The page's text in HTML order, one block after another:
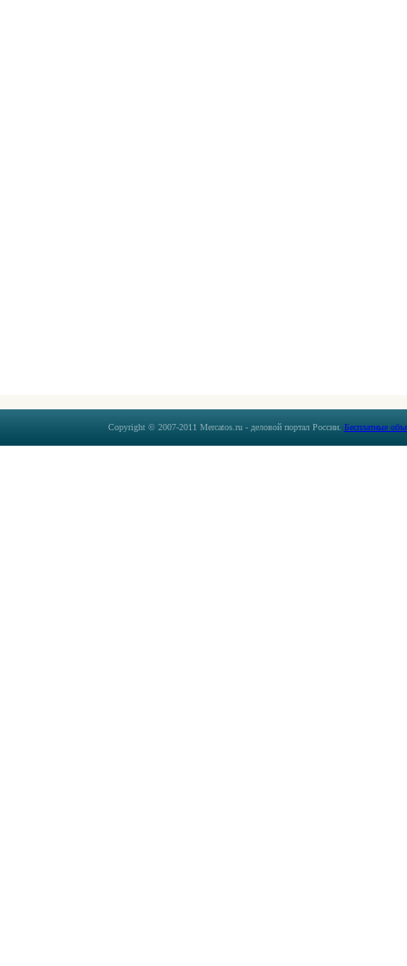
Copyright © 2007-2011 Mercatos.ru - деловой портал России. Бесплатные